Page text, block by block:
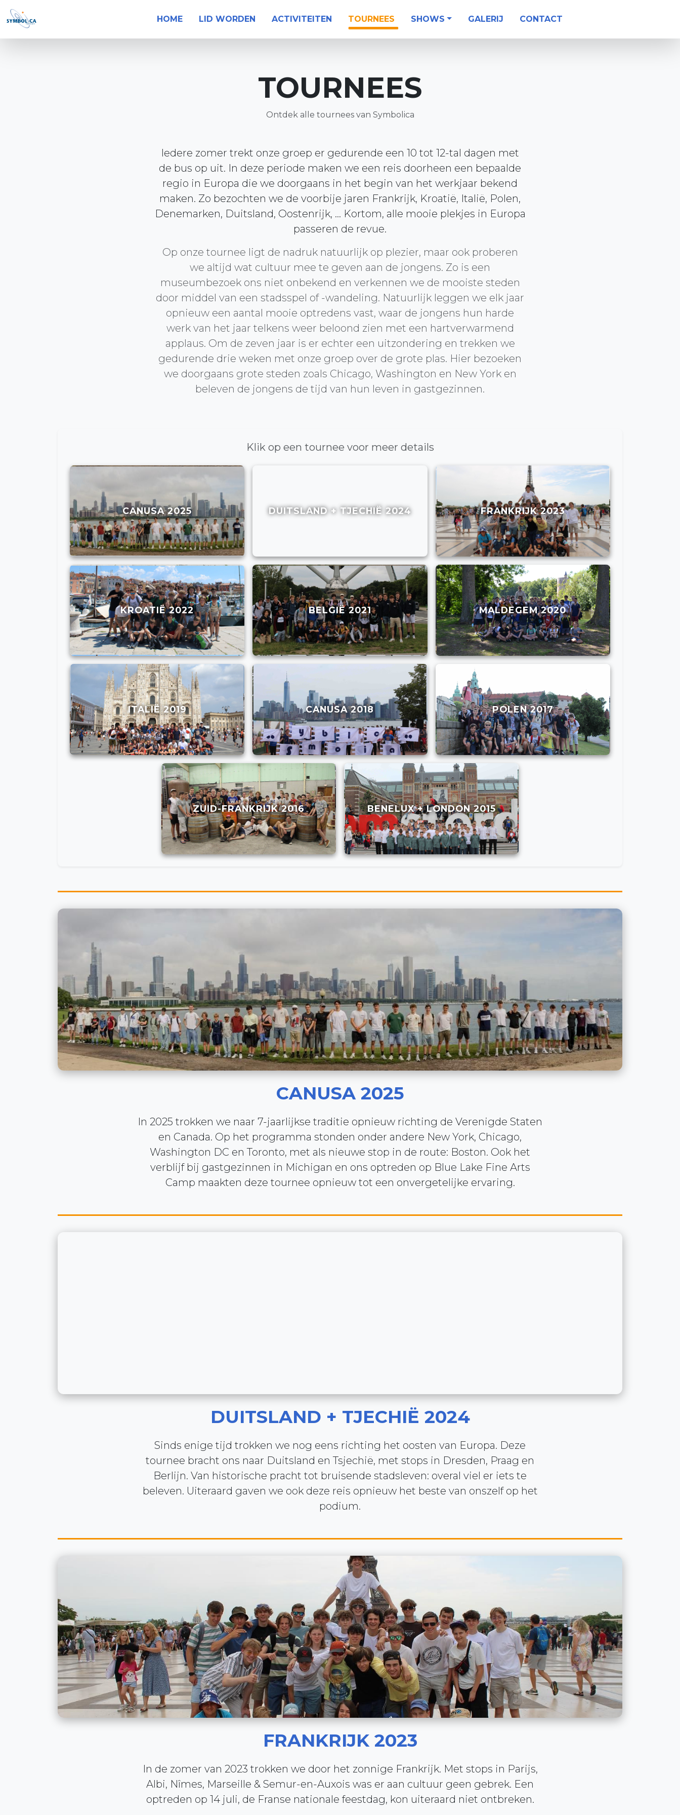
HOME LID WORDEN ACTIVITEITEN TOURNEES SHOWS GALERIJ CONTACT
TOURNEES
Ontdek alle tournees van Symbolica
Iedere zomer trekt onze groep er gedurende een 10 tot 12-tal dagen met
de bus op uit. In deze periode maken we een reis doorheen een bepaalde
regio in Europa die we doorgaans in het begin van het werkjaar bekend
maken. Zo bezochten we de voorbije jaren Frankrijk, Kroatië, Italië, Polen,
Denemarken, Duitsland, Oostenrijk, ... Kortom, alle mooie plekjes in Europa
passeren de revue.
Op onze tournee ligt de nadruk natuurlijk op plezier, maar ook proberen
we altijd wat cultuur mee te geven aan de jongens. Zo is een
museumbezoek ons niet onbekend en verkennen we de mooiste steden
door middel van een stadsspel of -wandeling. Natuurlijk leggen we elk jaar
opnieuw een aantal mooie optredens vast, waar de jongens hun harde
werk van het jaar telkens weer beloond zien met een hartverwarmend
applaus. Om de zeven jaar is er echter een uitzondering en trekken we
gedurende drie weken met onze groep over de grote plas. Hier bezoeken
we doorgaans grote steden zoals Chicago, Washington en New York en
beleven de jongens de tijd van hun leven in gastgezinnen.
Klik op een tournee voor meer details
CANUSA 2025 DUITSLAND + TJECHIË 2024 FRANKRIJK 2023
KROATIË 2022 BELGIË 2021 MALDEGEM 2020
ITALIË 2019 CANUSA 2018 POLEN 2017
ZUID-FRANKRIJK 2016 BENELUX + LONDON 2015
CANUSA 2025
In 2025 trokken we naar 7-jaarlijkse traditie opnieuw richting de Verenigde Staten
en Canada. Op het programma stonden onder andere New York, Chicago,
Washington DC en Toronto, met als nieuwe stop in de route: Boston. Ook het
verblijf bij gastgezinnen in Michigan en ons optreden op Blue Lake Fine Arts
Camp maakten deze tournee opnieuw tot een onvergetelijke ervaring.
DUITSLAND + TJECHIË 2024
Sinds enige tijd trokken we nog eens richting het oosten van Europa. Deze
tournee bracht ons naar Duitsland en Tsjechië, met stops in Dresden, Praag en
Berlijn. Van historische pracht tot bruisende stadsleven: overal viel er iets te
beleven. Uiteraard gaven we ook deze reis opnieuw het beste van onszelf op het
podium.
FRANKRIJK 2023
In de zomer van 2023 trokken we door het zonnige Frankrijk. Met stops in Parijs,
Albi, Nîmes, Marseille & Semur-en-Auxois was er aan cultuur geen gebrek. Een
optreden op 14 juli, de Franse nationale feestdag, kon uiteraard niet ontbreken.